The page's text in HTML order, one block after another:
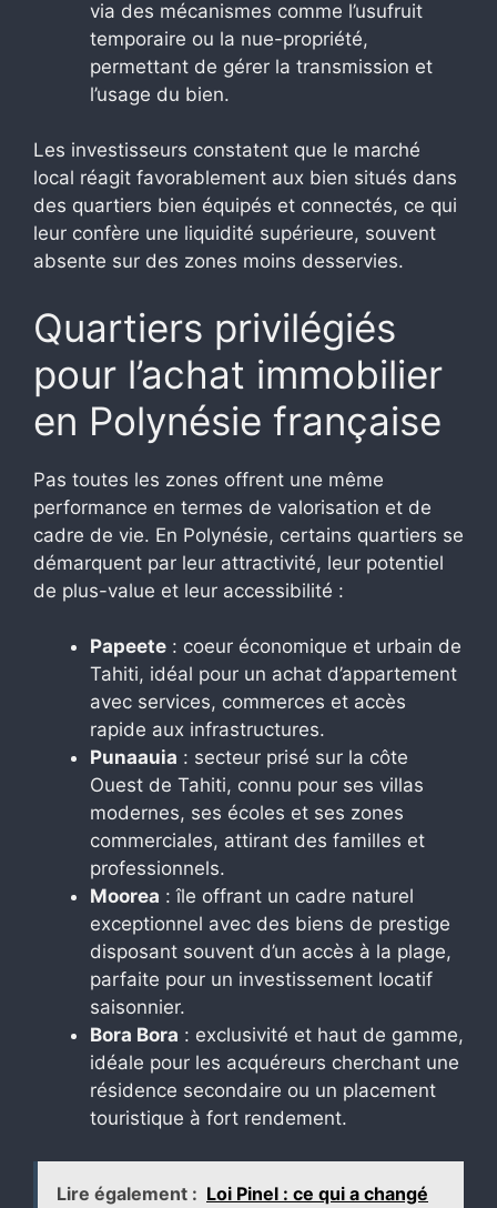
via des mécanismes comme l’usufruit
temporaire ou la nue-propriété,
permettant de gérer la transmission et
l’usage du bien.
Les investisseurs constatent que le marché
local réagit favorablement aux bien situés dans
des quartiers bien équipés et connectés, ce qui
leur confère une liquidité supérieure, souvent
absente sur des zones moins desservies.
Quartiers privilégiés
pour l’achat immobilier
en Polynésie française
Pas toutes les zones offrent une même
performance en termes de valorisation et de
cadre de vie. En Polynésie, certains quartiers se
démarquent par leur attractivité, leur potentiel
de plus-value et leur accessibilité :
Papeete : coeur économique et urbain de
Tahiti, idéal pour un achat d’appartement
avec services, commerces et accès
rapide aux infrastructures.
Punaauia : secteur prisé sur la côte
Ouest de Tahiti, connu pour ses villas
modernes, ses écoles et ses zones
commerciales, attirant des familles et
professionnels.
Moorea : île offrant un cadre naturel
exceptionnel avec des biens de prestige
disposant souvent d’un accès à la plage,
parfaite pour un investissement locatif
saisonnier.
Bora Bora : exclusivité et haut de gamme,
idéale pour les acquéreurs cherchant une
résidence secondaire ou un placement
touristique à fort rendement.
Lire également : Loi Pinel : ce qui a changé